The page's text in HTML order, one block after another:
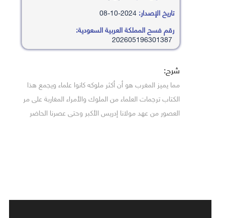
تاريخ الإصدار:
رقم فسح المملكة العربية السعودية:
202605196301387
شرح:
مما يميز المغرب هو أن أكثر ملوكه كانوا علماء ويجمع هذا
الكتاب ترجمات العلماء من الملوك والأمراء المغاربة على مر
العصور من عهد مولانا إدريس الأكبر وحتى عصرنا الحاضر